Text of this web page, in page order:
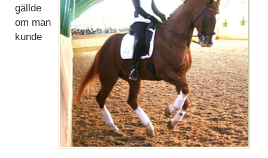
gällde
om man
kunde